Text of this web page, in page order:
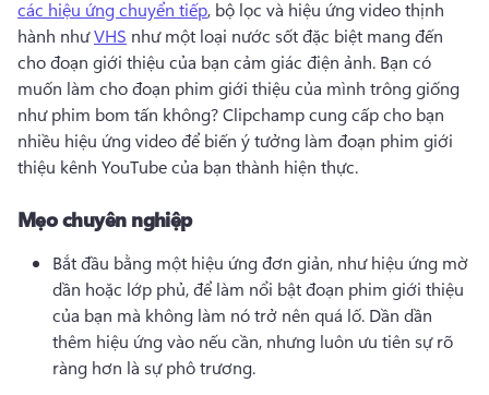
các hiệu ứng chuyển tiếp, bộ lọc và hiệu ứng video thịnh
hành như VHS như một loại nước sốt đặc biệt mang đến
cho đoạn giới thiệu của bạn cảm giác điện ảnh. Bạn có
muốn làm cho đoạn phim giới thiệu của mình trông giống
như phim bom tấn không? Clipchamp cung cấp cho bạn
nhiều hiệu ứng video để biến ý tưởng làm đoạn phim giới
thiệu kênh YouTube của bạn thành hiện thực.
Mẹo chuyên nghiệp
Bắt đầu bằng một hiệu ứng đơn giản, như hiệu ứng mờ
dần hoặc lớp phủ, để làm nổi bật đoạn phim giới thiệu
của bạn mà không làm nó trở nên quá lố. Dần dần
thêm hiệu ứng vào nếu cần, nhưng luôn ưu tiên sự rõ
ràng hơn là sự phô trương.